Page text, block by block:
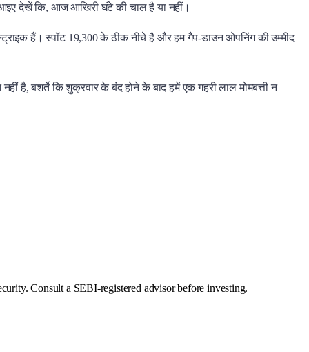
देखें कि, आज आखिरी घंटे की चाल है या नहीं।
हैं। स्पॉट 19,300 के ठीक नीचे है और हम गैप-डाउन ओपनिंग की उम्मीद
है, बशर्ते कि शुक्रवार के बंद होने के बाद हमें एक गहरी लाल मोमबत्ती न
Consult a SEBI-registered advisor before investing.